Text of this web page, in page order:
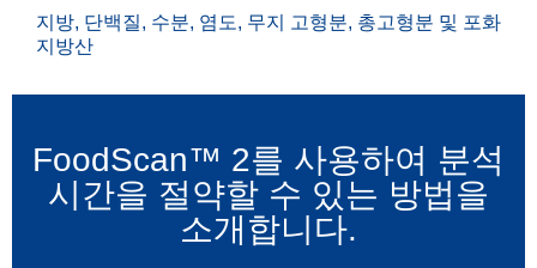
지방, 단백질, 수분, 염도, 무지 고형분, 총고형분 및 포화
지방산
FoodScan™ 2를 사용하여 분석
시간을 절약할 수 있는 방법을
소개합니다.